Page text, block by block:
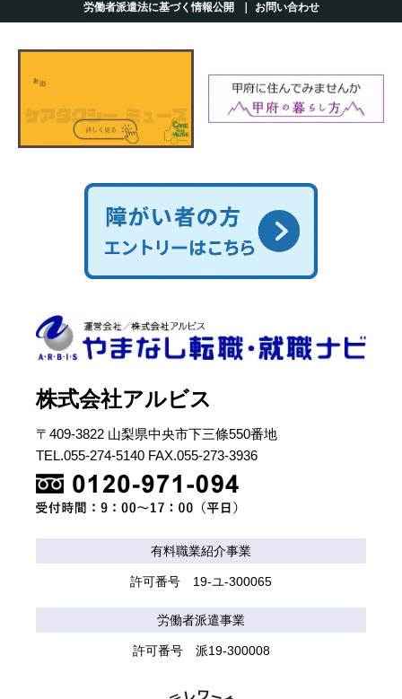
労働者派遣法に基づく情報公開
お問い合わせ
株式会社アルビス
〒409-3822 山梨県中央市下三條550番地
TEL.055-274-5140 FAX.055-273-3936
有料職業紹介事業
許可番号 19-ユ-300065
労働者派遣事業
許可番号 派19-300008